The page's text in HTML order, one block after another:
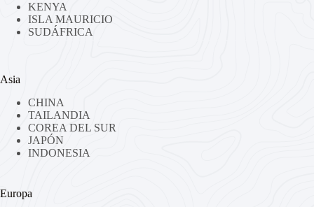
KENYA
ISLA MAURICIO
SUDÁFRICA
Asia
CHINA
TAILANDIA
COREA DEL SUR
JAPÓN
INDONESIA
Europa